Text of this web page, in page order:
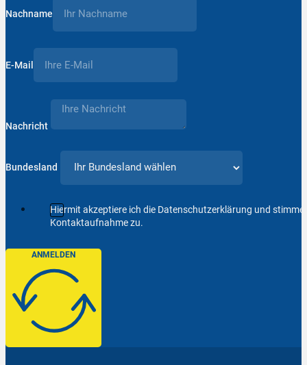
Nachname
E-Mail
Nachricht
Bundesland
Hiermit akzeptiere ich die Datenschutzerklärung und
Kontaktaufnahme zu.
ANMELDEN